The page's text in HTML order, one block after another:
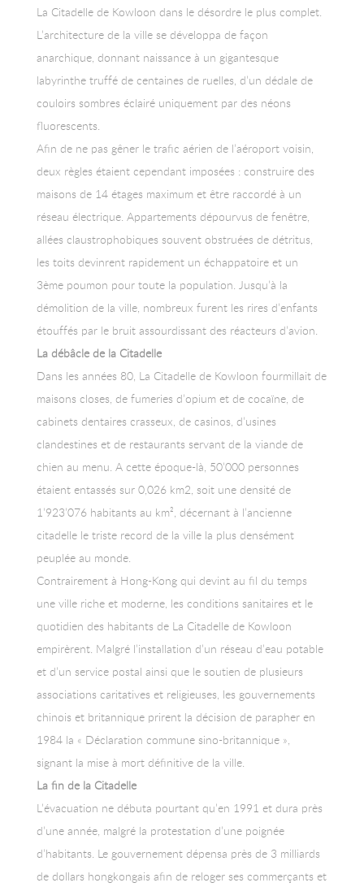
La Citadelle de Kowloon dans le désordre le plus complet.
L’architecture de la ville se développa de façon
anarchique, donnant naissance à un gigantesque
labyrinthe truffé de centaines de ruelles, d’un dédale de
couloirs sombres éclairé uniquement par des néons
fluorescents.
Afin de ne pas gêner le trafic aérien de l’aéroport voisin,
deux règles étaient cependant imposées : construire des
maisons de 14 étages maximum et être raccordé à un
réseau électrique. Appartements dépourvus de fenêtre,
allées claustrophobiques souvent obstruées de détritus,
les toits devinrent rapidement un échappatoire et un
3ème poumon pour toute la population. Jusqu’à la
démolition de la ville, nombreux furent les rires d’enfants
étouffés par le bruit assourdissant des réacteurs d’avion.
La débâcle de la Citadelle
Dans les années 80, La Citadelle de Kowloon fourmillait de
maisons closes, de fumeries d’opium et de cocaïne, de
cabinets dentaires crasseux, de casinos, d’usines
clandestines et de restaurants servant de la viande de
chien au menu. A cette époque-là, 50’000 personnes
étaient entassés sur 0,026 km2, soit une densité de
1’923’076 habitants au km², décernant à l’ancienne
citadelle le triste record de la ville la plus densément
peuplée au monde.
Contrairement à Hong-Kong qui devint au fil du temps
une ville riche et moderne, les conditions sanitaires et le
quotidien des habitants de La Citadelle de Kowloon
empirèrent. Malgré l’installation d’un réseau d’eau potable
et d’un service postal ainsi que le soutien de plusieurs
associations caritatives et religieuses, les gouvernements
chinois et britannique prirent la décision de parapher en
1984 la « Déclaration commune sino-britannique »,
signant la mise à mort définitive de la ville.
La fin de la Citadelle
L’évacuation ne débuta pourtant qu’en 1991 et dura près
d’une année, malgré la protestation d’une poignée
d’habitants. Le gouvernement dépensa près de 3 milliards
de dollars hongkongais afin de reloger ses commerçants et